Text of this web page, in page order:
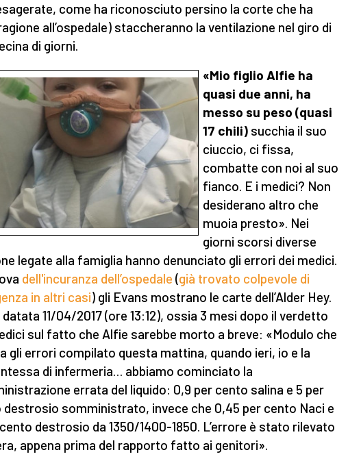
come ha riconosciuto persino la corte che ha
all’ospedale) staccheranno la ventilazione nel giro di
di giorni.
«Mio figlio Alfie ha
quasi due anni, ha
messo su peso (quasi
17 chili) succhia il suo
ciuccio, ci fissa,
combatte con noi al suo
fianco. E i medici? Non
desiderano altro che
muoia presto». Nei
giorni scorsi diverse
legate alla famiglia hanno denunciato gli errori dei medici.
dell'incuranza dell’ospedale (già trovato colpevole di
in altri casi) gli Evans mostrano le carte dell’Alder Hey.
datata 11/04/2017 (ore 13:12), ossia 3 mesi dopo il verdetto
sul fatto che Alfie sarebbe morto a breve: «Modulo che
gli errori compilato questa mattina, quando ieri, io e la
di infermeria… abbiamo cominciato la
errata del liquido: 0,9 per cento salina e 5 per
destrosio somministrato, invece che 0,45 per cento Naci e
destrosio da 1350/1400-1850. L’errore è stato rilevato
appena prima del rapporto fatto ai genitori».